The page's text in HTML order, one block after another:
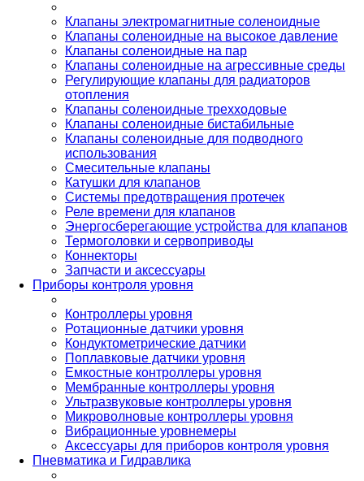
Клапаны электромагнитные соленоидные
Клапаны соленоидные на высокое давление
Клапаны соленоидные на пар
Клапаны соленоидные на агрессивные среды
Регулирующие клапаны для радиаторов
отопления
Клапаны соленоидные трехходовые
Клапаны соленоидные бистабильные
Клапаны соленоидные для подводного
использования
Смесительные клапаны
Катушки для клапанов
Системы предотвращения протечек
Реле времени для клапанов
Энергосберегающие устройства для клапанов
Термоголовки и сервоприводы
Коннекторы
Запчасти и аксессуары
Приборы контроля уровня
Контроллеры уровня
Ротационные датчики уровня
Кондуктометрические датчики
Поплавковые датчики уровня
Емкостные контроллеры уровня
Мембранные контроллеры уровня
Ультразвуковые контроллеры уровня
Микроволновые контроллеры уровня
Вибрационные уровнемеры
Аксессуары для приборов контроля уровня
Пневматика и Гидравлика